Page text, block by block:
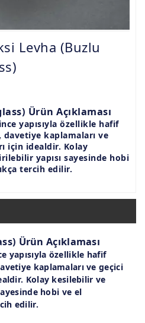
Levha (Buzlu
Ürün Açıklaması
yapısıyla özellikle hafif
kaplamaları ve
için idealdir. Kolay
yapısı sayesinde hobi
tercih edilir.
Ürün Açıklaması
yapısıyla özellikle hafif
kaplamaları ve geçici
Kolay kesilebilir ve
hobi ve el
edilir.